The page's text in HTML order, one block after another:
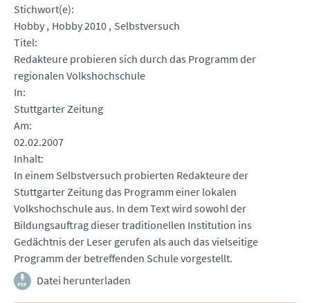
Stichwort(e)
Hobby Hobby 2010 Selbstversuch
Titel
Redakteure probieren sich durch das Programm der
regionalen Volkshochschule
In
Stuttgarter Zeitung
Am
02.02.2007
Inhalt
In einem Selbstversuch probierten Redakteure der
Stuttgarter Zeitung das Programm einer lokalen
Volkshochschule aus. In dem Text wird sowohl der
Bildungsauftrag dieser traditionellen Institution ins
Gedächtnis der Leser gerufen als auch das vielseitige
Programm der betreffenden Schule vorgestellt.
Datei herunterladen